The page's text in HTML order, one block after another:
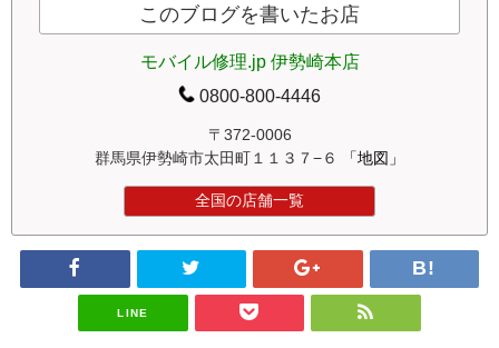
このブログを書いたお店
モバイル修理.jp 伊勢崎本店
0800-800-4446
〒372-0006
群馬県伊勢崎市太田町１１３７−６
「地図」
全国の店舗一覧
LINE